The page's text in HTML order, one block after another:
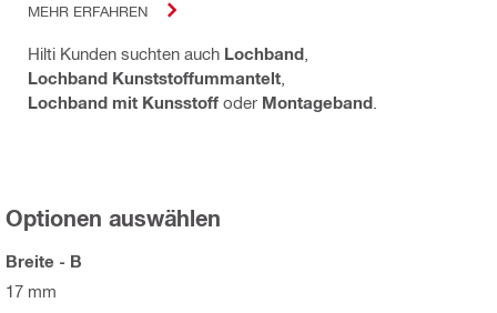
MEHR ERFAHREN
Hilti Kunden suchten auch Lochband
Lochband Kunststoffummantelt
Lochband mit Kunsstoff oder Montageband
Optionen auswählen
Breite - B
17 mm